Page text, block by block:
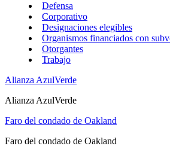
Defensa
Corporativo
Designaciones elegibles
Organismos financiados con
Otorgantes
Trabajo
Alianza AzulVerde
Alianza AzulVerde
Faro del condado de Oakland
Faro del condado de Oakland